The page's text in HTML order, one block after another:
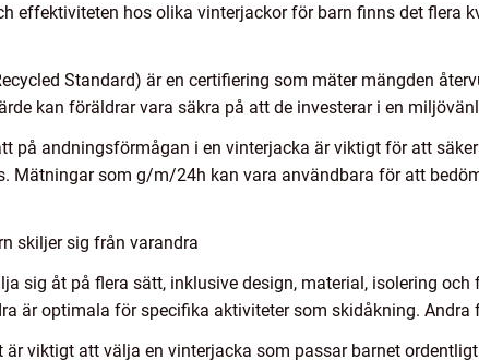
effektiviteten hos olika vinterjackor för barn finns det flera
Standard) är en certifiering som mäter mängden
kan föräldrar vara säkra på att de investerar i en
på andningsförmågan i en vinterjacka är viktigt för att
Mätningar som g/m/24h kan vara användbara för att
skiljer sig från varandra
sig åt på flera sätt, inklusive design, material, isolering
är optimala för specifika aktiviteter som skidåkning.
är viktigt att välja en vinterjacka som passar barnet